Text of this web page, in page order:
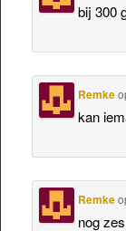
bij 300
Remke
kan
Remke
nog